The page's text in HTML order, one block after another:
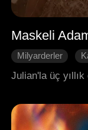
Maskeli
Milyarderler